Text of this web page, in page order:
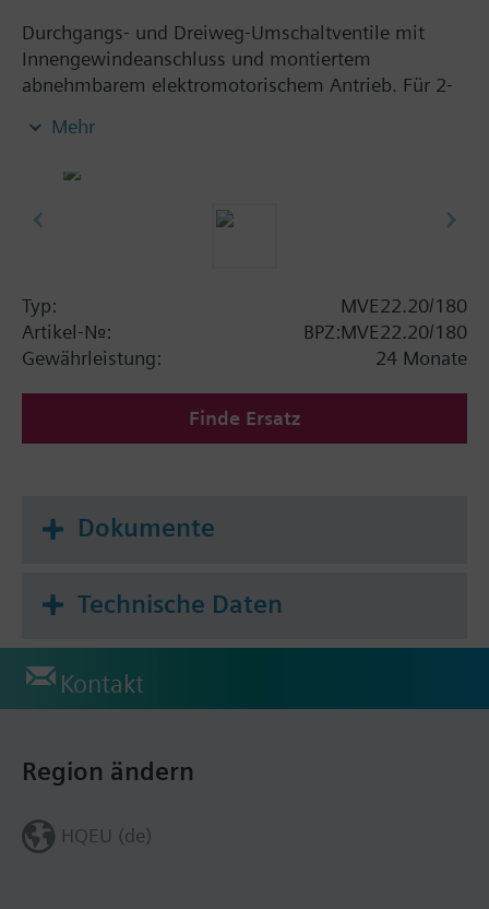
Durchgangs- und Dreiweg-Umschaltventile mit
Innengewindeanschluss und montiertem
abnehmbarem elektromotorischem Antrieb. Für 2-
Handhebel, Anschlusskabel 1,8 m, mit/ohne
Zusatzinformation
Mehr
Typ:
MVE22.20/180
Artikel-Nr.:
BPZ:MVE22.20/180
Gewährleistung:
24 Monate
Finde Ersatz
Dokumente
Technische Daten
Kontakt
Region ändern
HQEU (de)